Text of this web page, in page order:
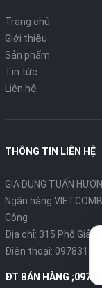
Trang chủ
Giới thiệu
Sản phẩm
Tin tức
Liên hệ
THÔNG TIN LIÊN HỆ
GIA DỤNG TUẤN
Ngân hàng
Công
Địa chỉ: 315 Phố Giảng
Điện thoại:
ĐT BÁN HÀNG